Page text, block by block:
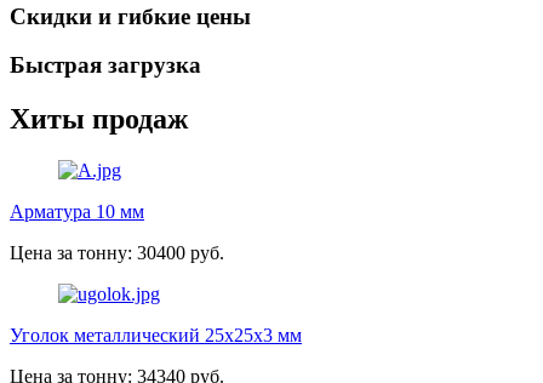
Скидки и гибкие цены
Быстрая загрузка
Хиты продаж
Арматура 10 мм
Цена за тонну: 30400 руб.
Уголок металлический 25х25х3 мм
Цена за тонну: 34340 руб.